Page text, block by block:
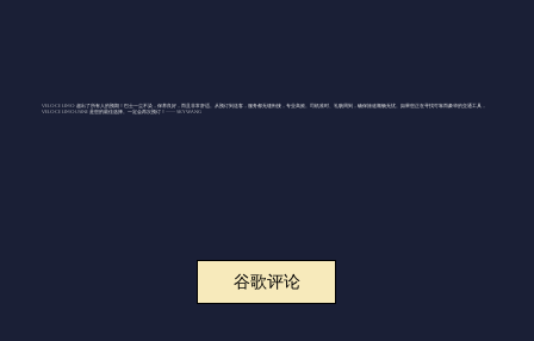
Veloce Limo 超出了所有人的预期！巴士一尘不染，保养良好，而且非常舒适。从预订到送客，服务都无缝衔接，专业高效。司机准时、礼貌周到，确保旅途顺畅无忧。如果您正在寻找可靠而豪华的交通工具，
Veloce Limousine 是您的最佳选择。一定会再次预订！------ Sky Wang
谷歌评论